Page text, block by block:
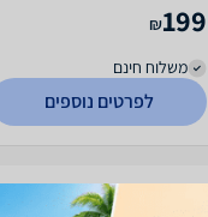
199
₪
משלוח חינם
לפרטים נוספים